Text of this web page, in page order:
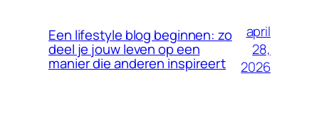
Een lifestyle blog beginnen: zo
deel je jouw leven op een
manier die anderen inspireert
april
28,
2026